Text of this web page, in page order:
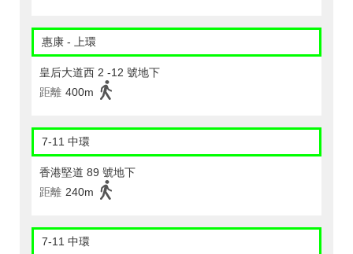
惠康 - 上環
皇后大道西 2 -12 號地下
距離 400m
7-11 中環
香港堅道 89 號地下
距離 240m
7-11 中環